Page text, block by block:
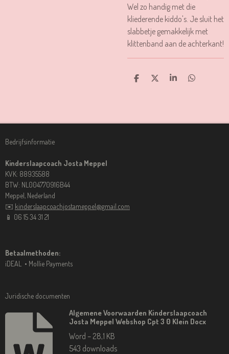
Wel zo handig met die
kliederende kiddo's. Je sluit het
slabbetje gemakkelijk met
klittenband aan de achterkant!
D
D
S
D
Bedrijfsinformatie
Kinderslaapcoach Josta Meppel
KVK: 88935588
BTW: NL004770916B44
Meppel, Nederland
✉️ kinderslaapcoachjostameppel@gmail.com
📱 06 15 34 31 21
Betaalmethoden:
iDEAL • Mollie Payments
Juridische documenten
Algemene Voorwaarden Kinderslaapcoach
Josta Meppel Webshop Cpt 3 0 Klein Docx
Word – 28,1 KB
543 downloads